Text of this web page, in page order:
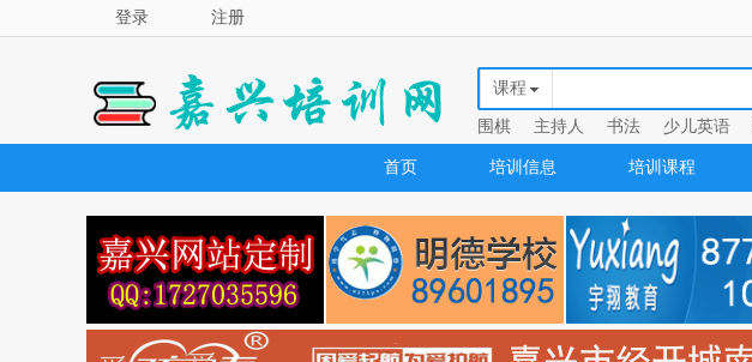
登录 注册
课程
围棋 主持人 书法 少儿英语
首页 培训信息 培训课程